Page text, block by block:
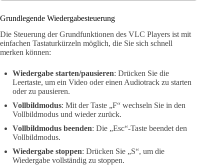
Grundlegende Wiedergabesteuerung
Die Steuerung der Grundfunktionen des VLC Players ist mit
einfachen Tastaturkürzeln möglich, die Sie sich schnell
merken können:
Wiedergabe starten/pausieren: Drücken Sie die
Leertaste, um ein Video oder einen Audiotrack zu starten
oder zu pausieren.
Vollbildmodus: Mit der Taste „F“ wechseln Sie in den
Vollbildmodus und wieder zurück.
Vollbildmodus beenden: Die „Esc“-Taste beendet den
Vollbildmodus.
Wiedergabe stoppen: Drücken Sie „S“, um die
Wiedergabe vollständig zu stoppen.